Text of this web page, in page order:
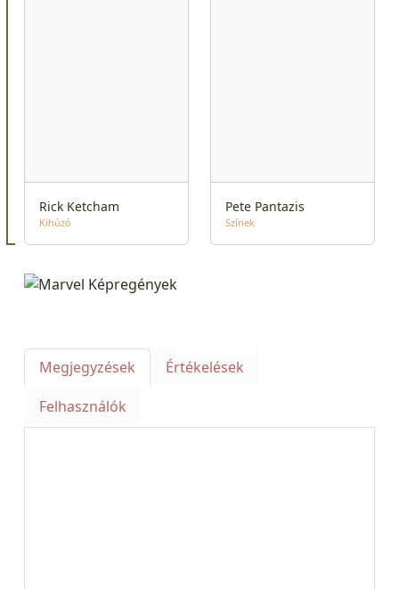
Rick Ketcham
Kihúzó
Pete Pantazis
Színek
Megjegyzések
Értékelések
Felhasználók